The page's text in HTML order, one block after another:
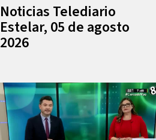
Noticias Telediario
Estelar, 05 de agosto
2026